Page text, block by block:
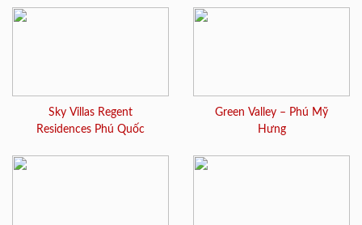
Sky Villas Regent
Residences Phú Quốc
Green Valley – Phú Mỹ
Hưng